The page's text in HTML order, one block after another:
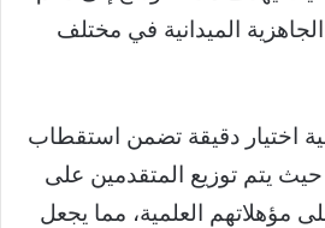
الجاهزية الميدانية في مختلف
اختيار دقيقة تضمن استقطاب
حيث يتم توزيع المتقدمين على
مؤهلاتهم العلمية، مما يجعل